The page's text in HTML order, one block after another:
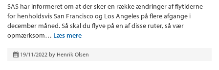
SAS har informeret om at der sker en række ændringer af flytiderne
for henholdsvis San Francisco og Los Angeles på flere afgange i
december måned. Så skal du flyve på en af disse ruter, så vær
opmærksom… Læs mere
19/11/2022 by Henrik Olsen